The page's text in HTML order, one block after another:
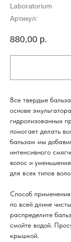
Laboratorium
Артикул:
880,00 р.
Все твердые
основе
гидролизованных
помогает делать
бальзам мы
интенсивного
волос и
для всех типов
Способ
по всей длине
распределите
смойте водой.
крышкой.